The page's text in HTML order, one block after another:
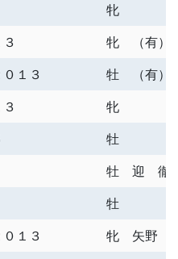
牝
牝
（有
１３ 牡
（有
牝
牡
牡
迎 徹
牡
１３ 牝
矢野